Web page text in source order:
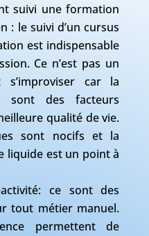
suivi une formation
: le suivi d’un cursus
est indispensable
Ce n’est pas un
s’improviser car la
sont des facteurs
qualité de vie.
sont nocifs et la
liquide est un point à
ce sont des
tout métier manuel.
permettent de